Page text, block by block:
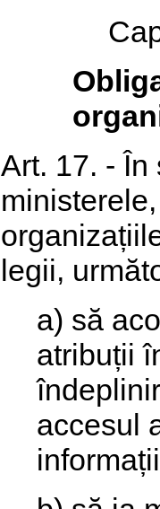
Art. 17. -
legii,
a) să
atribuții
accesul